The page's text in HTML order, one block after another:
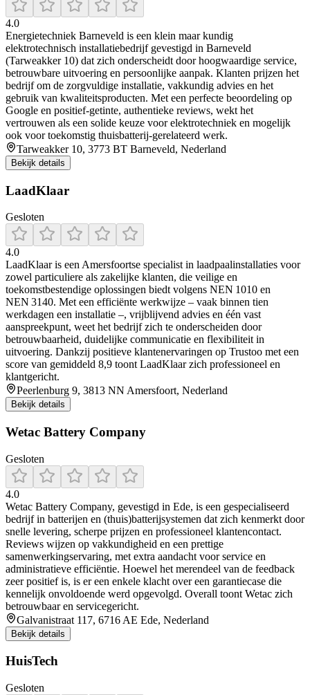
4.0
Energietechniek Barneveld is een klein maar kundig
elektrotechnisch installatiebedrijf gevestigd in Barneveld
(Tarweakker 10) dat zich onderscheidt door hoogwaardige service,
betrouwbare uitvoering en persoonlijke aanpak. Klanten prijzen het
bedrijf om de zorgvuldige installatie, vakkundig advies en het
gebruik van kwaliteitsproducten. Met een perfecte beoordeling op
Google en positief-getinte, authentieke reviews, wekt het
vertrouwen als een solide keuze voor elektrotechniek en mogelijk
ook voor toekomstig thuisbatterij-gerelateerd werk.
Tarweakker 10, 3773 BT Barneveld, Nederland
Bekijk details
LaadKlaar
Gesloten
4.0
LaadKlaar is een Amersfoortse specialist in laadpaalinstallaties voor
zowel particuliere als zakelijke klanten, die veilige en
toekomstbestendige oplossingen biedt volgens NEN 1010 en
NEN 3140. Met een efficiënte werkwijze – vaak binnen tien
werkdagen een installatie –, vrijblijvend advies en één vast
aanspreekpunt, weet het bedrijf zich te onderscheiden door
betrouwbaarheid, duidelijke communicatie en flexibiliteit in
uitvoering. Dankzij positieve klantenervaringen op Trustoo met een
score van gemiddeld 8,9 toont LaadKlaar zich professioneel en
klantgericht.
Peerlenburg 9, 3813 NN Amersfoort, Nederland
Bekijk details
Wetac Battery Company
Gesloten
4.0
Wetac Battery Company, gevestigd in Ede, is een gespecialiseerd
bedrijf in batterijen en (thuis)batterijsystemen dat zich kenmerkt door
snelle levering, scherpe prijzen en professioneel klantencontact.
Reviews wijzen op vakkundigheid en een prettige
samenwerkingservaring, met extra aandacht voor service en
administratieve efficiëntie. Hoewel het merendeel van de feedback
zeer positief is, is er een enkele klacht over een garantiecase die
kennelijk onvoldoende werd opgevolgd. Overall toont Wetac zich
betrouwbaar en servicegericht.
Galvanistraat 117, 6716 AE Ede, Nederland
Bekijk details
HuisTech
Gesloten